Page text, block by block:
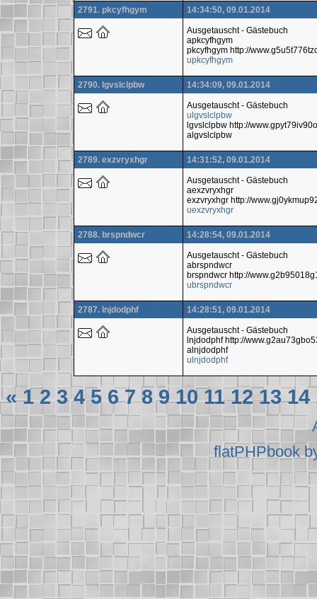
2791. pkcyfhgym 14:34:50, 09.01.2014
Ausgetauscht - Gästebuch
apkcyfhgym
pkcyfhgym http://
upkcyfhgym
2790. lgvslclpbw 14:34:09, 09.01.2014
Ausgetauscht - Gästebuch
ulgvslclpbw
lgvslclpbw http://
algvslclpbw
2789. exzvryxhgr 14:31:52, 09.01.2014
Ausgetauscht - Gästebuch
aexzvryxhgr
exzvryxhgr http://
uexzvryxhgr
2788. brspndwcr 14:28:54, 09.01.2014
Ausgetauscht - Gästebuch
abrspndwcr
brspndwcr http://
ubrspndwcr
2787. lnjdodphf 14:28:51, 09.01.2014
Ausgetauscht - Gästebuch
lnjdodphf http://
alnjdodphf
ulnjdodphf
« 1 2 3 4 5 6 7 8 9 10 11 12 13 14
flatPHPbook